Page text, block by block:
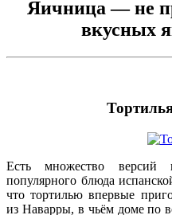
Яичница — не
вкусных
Есть множество версий
популярного блюда
что тортилью впервые
из Наварры, в чьём доме по